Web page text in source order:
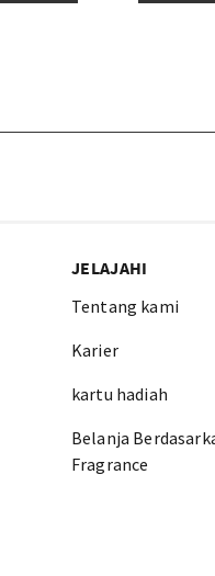
JELAJAHI
Tentang kami
Karier
kartu hadiah
Belanja
Fragrance